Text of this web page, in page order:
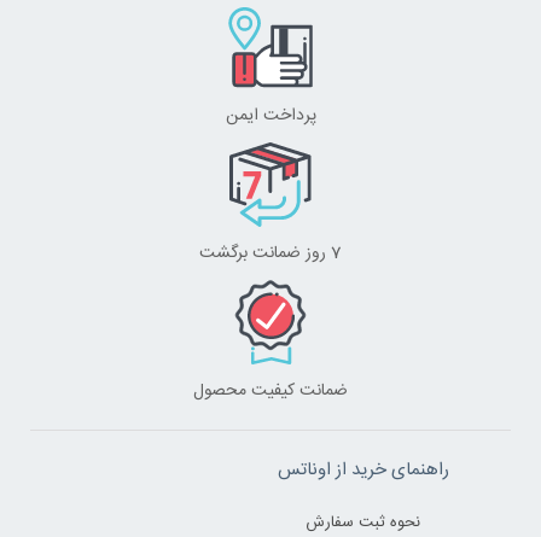
پرداخت ایمن
7 روز ضمانت برگشت
ضمانت کیفیت محصول
راهنمای خرید از اوناتس
نحوه ثبت سفارش